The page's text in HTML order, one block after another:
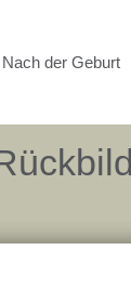
Nach der Geburt